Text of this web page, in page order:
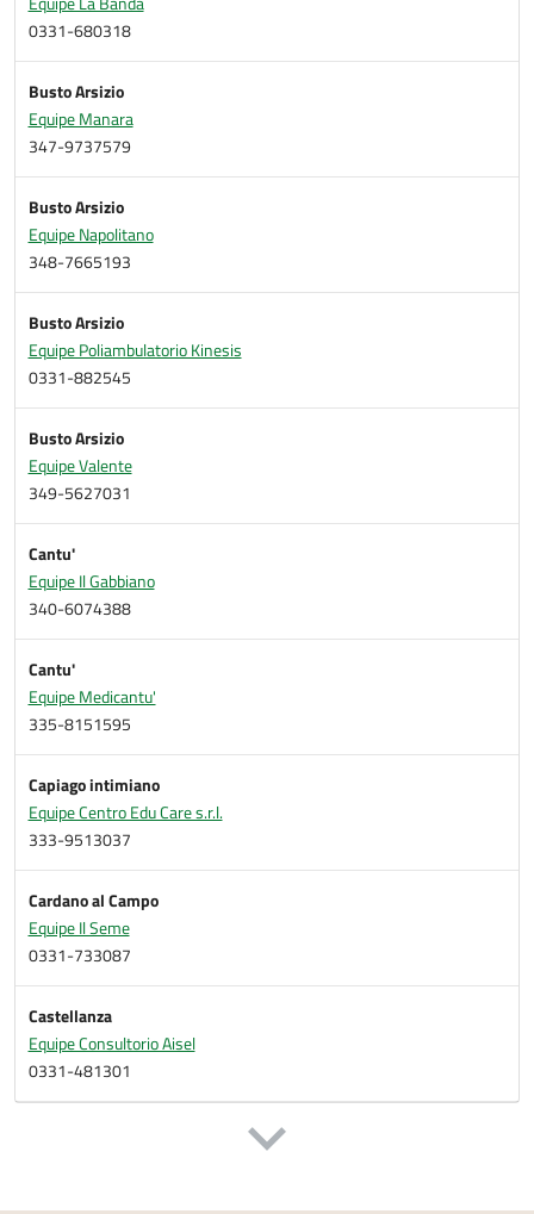
0331-680318
Busto Arsizio
Equipe Manara
347-9737579
Busto Arsizio
Equipe Napolitano
348-7665193
Busto Arsizio
Equipe Poliambulatorio Kinesis
0331-882545
Busto Arsizio
Equipe Valente
349-5627031
Cantu'
Equipe Il Gabbiano
340-6074388
Cantu'
Equipe Medicantu'
335-8151595
Capiago intimiano
Equipe Centro Edu Care s.r.l.
333-9513037
Cardano al Campo
Equipe Il Seme
0331-733087
Castellanza
Equipe Consultorio Aisel
0331-481301